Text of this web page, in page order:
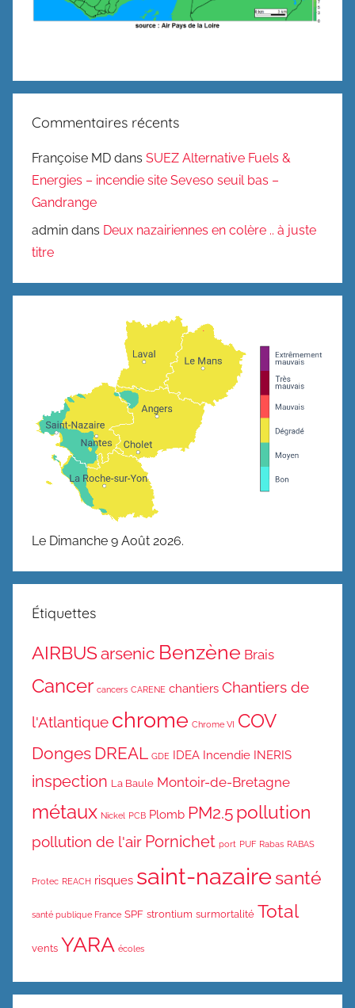
Commentaires récents
Françoise MD dans SUEZ Alternative Fuels &
Energies – incendie site Seveso seuil bas –
Gandrange
admin dans Deux nazairiennes en colère .. à juste
titre
Le Dimanche 9 Août 2026.
Étiquettes
AIRBUSarsenic Benzène Brais
Cancer cancers CARENE chantiers Chantiers de
l'Atlantique chrome Chrome VI COV
Donges DREAL GDE IDEA Incendie INERIS
inspection La Baule Montoir-de-Bretagne
métaux Nickel PCB Plomb PM2.5 pollution
pollution de l'air Pornichet port PUF Rabas RABAS
Protec REACH risques saint-nazairesanté
santé publique France SPF strontium surmortalité Total
vents YARA écoles